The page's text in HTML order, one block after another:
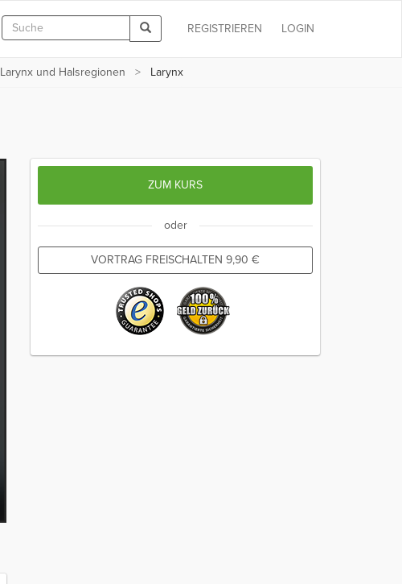
LOGIN
REGISTRIEREN
Larynx und Halsregionen Larynx
ZUM KURS
oder
VORTRAG FREISCHALTEN 9,90 €